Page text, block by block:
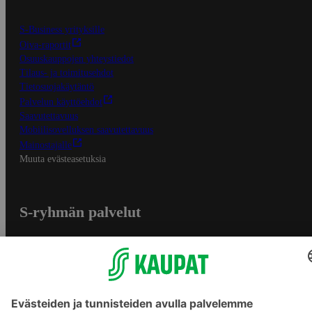
S-Business yrityksille
Oiva-raportit
Osuuskauppojen yhteystiedot
Tilaus- ja toimitusehdot
Tietosuojakäytäntö
Palvelun käyttöehdot
Saavutettavuus
Mobiilisovelluksen saavutettavuus
Mainostajalle
Muuta evästeasetuksia
S-ryhmän palvelut
Yhteishyvä Ruoka -sovellus
S-ostoslista -sovellus